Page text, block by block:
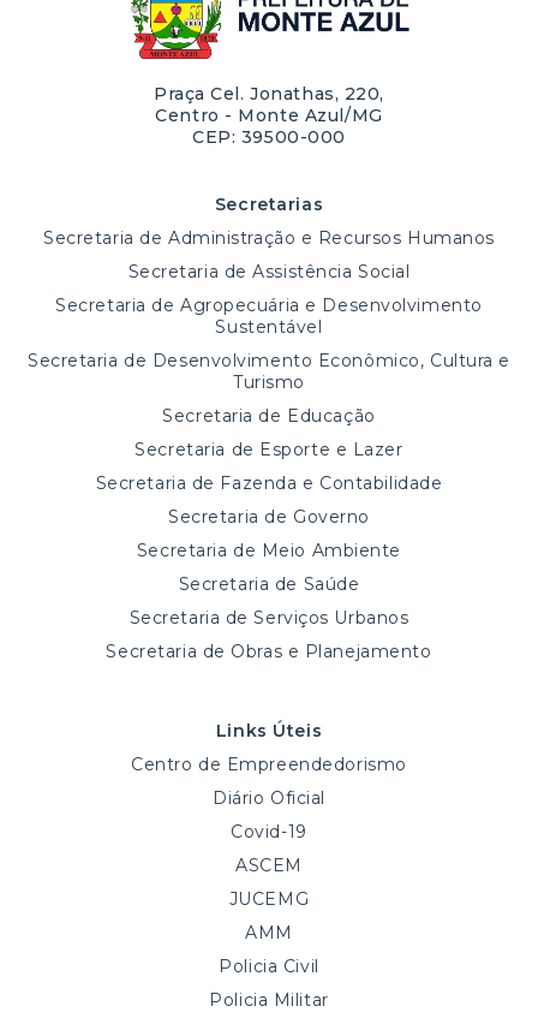
Praça Cel. Jonathas, 220,
Centro - Monte Azul/MG
CEP: 39500-000
Secretarias
Secretaria de Administração e Recursos Humanos
Secretaria de Assistência Social
Secretaria de Agropecuária e Desenvolvimento
Sustentável
Secretaria de Desenvolvimento Econômico, Cultura e
Turismo
Secretaria de Educação
Secretaria de Esporte e Lazer
Secretaria de Fazenda e Contabilidade
Secretaria de Governo
Secretaria de Meio Ambiente
Secretaria de Saúde
Secretaria de Serviços Urbanos
Secretaria de Obras e Planejamento
Links Úteis
Centro de Empreendedorismo
Diário Oficial
Covid-19
ASCEM
JUCEMG
AMM
Policia Civil
Policia Militar